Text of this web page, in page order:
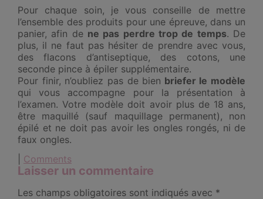
Pour chaque soin, je vous conseille de mettre
l’ensemble des produits pour une épreuve, dans un
panier, afin de ne pas perdre trop de temps. De
plus, il ne faut pas hésiter de prendre avec vous,
des flacons d’antiseptique, des cotons, une
seconde pince à épiler supplémentaire.
Pour finir, n’oubliez pas de bien briefer le modèle
qui vous accompagne pour la présentation à
l’examen. Votre modèle doit avoir plus de 18 ans,
être maquillé (sauf maquillage permanent), non
épilé et ne doit pas avoir les ongles rongés, ni de
faux ongles.
Comments
Laisser un commentaire
Les champs obligatoires sont indiqués avec *